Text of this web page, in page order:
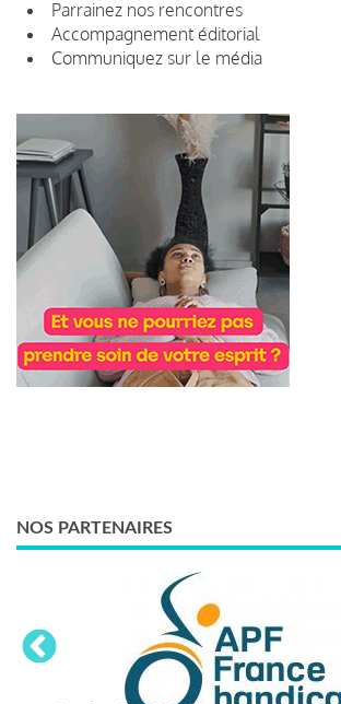
Parrainez nos rencontres
Accompagnement éditorial
Communiquez sur le média
NOS PARTENAIRES